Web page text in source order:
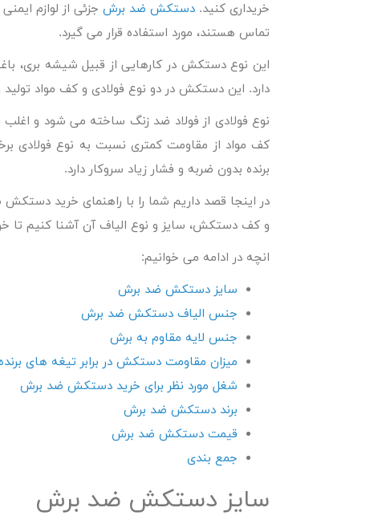
خریداری کنید.دستکش ضد برش جزئی از لوازم
تماس هستند، مورد استفاده قرار می گیرد.
این نوع دستکش در کارهایی از قبیل شیشه بری،
دارد. این دستکش در دو نوع فولادی و کف مواد
نوع فولادی از فولاد ضد زنگ ساخته می شود و
کف مواد از مقاومت کمتری نسبت به نوع فولادی
برنده بدون ضربه و فشار زیاد سروکار دارد.
در اینجا قصد داریم شما را با راهنمای خرید
و کف دستکش، سایز و نوع الیاف آن آشنا کنیم تا
انچه در ادامه می خوانیم:
سایز دستکش ضد برش
جنس الیاف دستکش ضد برش
جنس لایه مقاوم به برش
میزان مقاومت دستکش در برابر تیغه های
شغل مورد نظر برای خرید دستکش ضد برش
برند دستکش ضد برش
قیمت دستکش ضد برش
جمع بندی
سایز دستکش ضد برش